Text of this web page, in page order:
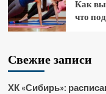
Как
что
Свежие записи
ХК «Сибирь»: